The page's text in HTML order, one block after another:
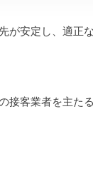
が安定し、適正
接客業者を主た